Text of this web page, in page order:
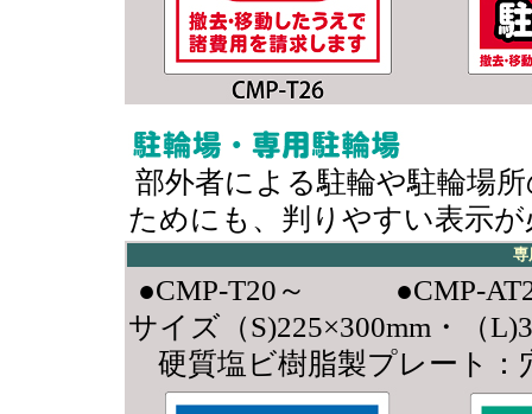
部外者による駐輪や駐輪場
ためにも、判りやすい表示
専
●CMP-T20～ ●CMP-
サイズ（S)225×300mm・（
硬質塩ビ樹脂製プレート：